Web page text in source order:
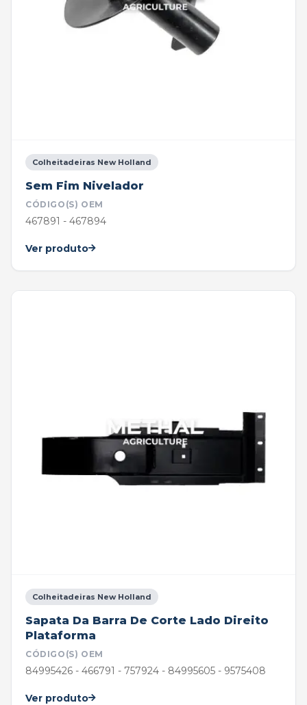
Colheitadeiras New Holland
Sem Fim Nivelador
CÓDIGO(S) OEM
467891 - 467894
Ver produto
Colheitadeiras New Holland
Sapata Da Barra De Corte Lado Direito
Plataforma
CÓDIGO(S) OEM
84995426 - 466791 - 757924 - 84995605 - 9575408
Ver produto